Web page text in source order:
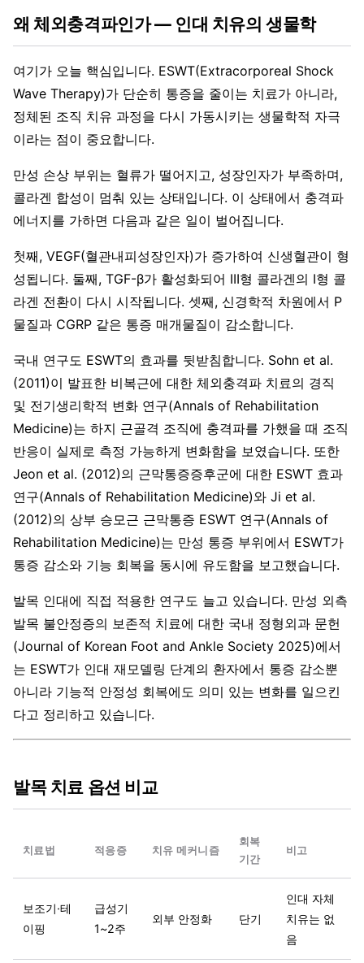
왜 체외충격파인가 — 인대 치유의 생물학
여기가 오늘 핵심입니다. ESWT(Extracorporeal Shock
Wave Therapy)가 단순히 통증을 줄이는 치료가 아니라,
정체된 조직 치유 과정을 다시 가동시키는 생물학적 자극
이라는 점이 중요합니다.
만성 손상 부위는 혈류가 떨어지고, 성장인자가 부족하며,
콜라겐 합성이 멈춰 있는 상태입니다. 이 상태에서 충격파
에너지를 가하면 다음과 같은 일이 벌어집니다.
첫째, VEGF(혈관내피성장인자)가 증가하여 신생혈관이 형
성됩니다. 둘째, TGF-β가 활성화되어 III형 콜라겐의 I형 콜
라겐 전환이 다시 시작됩니다. 셋째, 신경학적 차원에서 P
물질과 CGRP 같은 통증 매개물질이 감소합니다.
국내 연구도 ESWT의 효과를 뒷받침합니다. Sohn et al.
(2011)이 발표한 비복근에 대한 체외충격파 치료의 경직
및 전기생리학적 변화 연구(Annals of Rehabilitation
Medicine)는 하지 근골격 조직에 충격파를 가했을 때 조직
반응이 실제로 측정 가능하게 변화함을 보였습니다. 또한
Jeon et al. (2012)의 근막통증증후군에 대한 ESWT 효과
연구(Annals of Rehabilitation Medicine)와 Ji et al.
(2012)의 상부 승모근 근막통증 ESWT 연구(Annals of
Rehabilitation Medicine)는 만성 통증 부위에서 ESWT가
통증 감소와 기능 회복을 동시에 유도함을 보고했습니다.
발목 인대에 직접 적용한 연구도 늘고 있습니다. 만성 외측
발목 불안정증의 보존적 치료에 대한 국내 정형외과 문헌
(Journal of Korean Foot and Ankle Society 2025)에서
는 ESWT가 인대 재모델링 단계의 환자에서 통증 감소뿐
아니라 기능적 안정성 회복에도 의미 있는 변화를 일으킨
다고 정리하고 있습니다.
발목 치료 옵션 비교
치료법 적응증 치유 메커니즘
회복
기간
비고
보조기·테
이핑
급성기
1~2주
외부 안정화 단기
인대 자체
치유는 없
음